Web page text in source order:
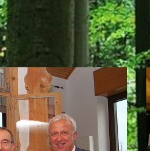
GUT ZU
der